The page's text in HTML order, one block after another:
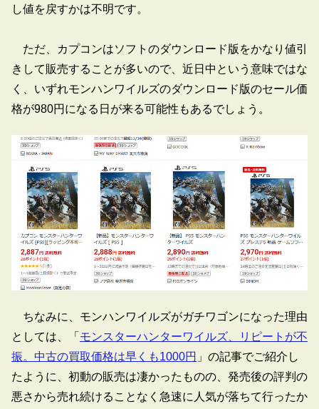
し値を戻すかは不明です。
ただ、カプコンはソフトのダウンロード版をかなり値引
きして販売することが多いので、近日中という意味ではな
く、いずれモンハンワイルズのダウンロード版のセール価
格が980円になる日が来る可能性もあるでしょう。
ちなみに、モンハンワイルズがガチワゴンになった理由
としては、「 モンスターハンターワイルズ、リピートが不
振。中古の買取価格は早くも1000円 」の記事でご紹介し
たように、初動の販売は凄かったものの、発売後の評判の
悪さから売れ続けることなく急速に人気が落ちて行ったか